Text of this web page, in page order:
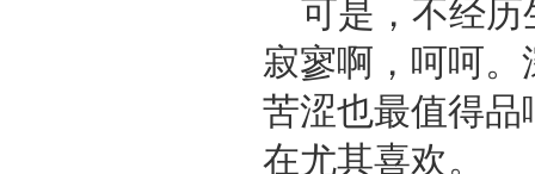
可是，不经
寂寥啊，呵呵
苦涩也最值得品
在尤其喜欢。